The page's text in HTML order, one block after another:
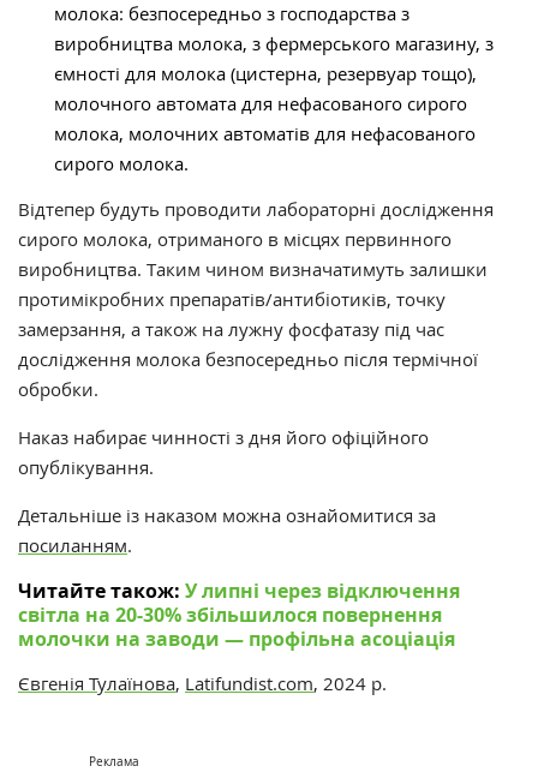
молока: безпосередньо з господарства з
виробництва молока, з фермерського магазину, з
ємності для молока (цистерна, резервуар тощо),
молочного автомата для нефасованого сирого
молока, молочних автоматів для нефасованого
сирого молока.
Відтепер будуть проводити лабораторні дослідження
сирого молока, отриманого в місцях первинного
виробництва. Таким чином визначатимуть залишки
протимікробних препаратів/антибіотиків, точку
замерзання, а також на лужну фосфатазу під час
дослідження молока безпосередньо після термічної
обробки.
Наказ набирає чинності з дня його офіційного
опублікування.
Детальніше із наказом можна ознайомитися за
посиланням.
Читайте також: У липні через відключення
світла на 20-30% збільшилося повернення
молочки на заводи — профільна асоціація
Євгенія Тулаїнова, Latifundist.com, 2024 р.
Реклама